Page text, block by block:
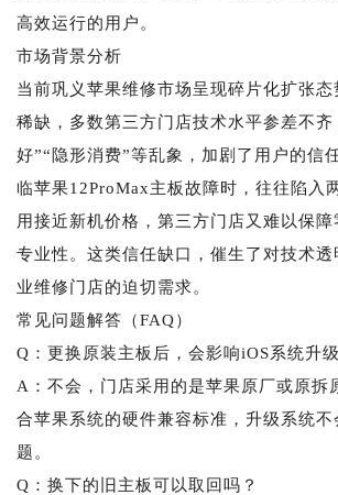
高效运行的用户。
市场背景分析
当前巩义苹果维修市场呈现碎片化扩张
稀缺，多数第三方门店技术水平参差不齐
好”“隐形消费”等乱象，加剧了用户的信
临苹果12ProMax主板故障时，往往陷入
用接近新机价格，第三方门店又难以保
专业性。这类信任缺口，催生了对技术
业维修门店的迫切需求。
常见问题解答（FAQ）
Q：更换原装主板后，会影响iOS系统升
A：不会，门店采用的是苹果原厂或原拆
合苹果系统的硬件兼容标准，升级系统不
题。
Q：换下的旧主板可以取回吗？